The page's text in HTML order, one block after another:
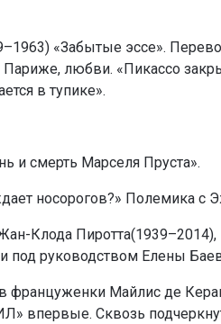
«Забытые эссе».
любви. «Пикассо
в тупике».
и смерть Марселя Пруста».
носорогов?» Полемика с
Клода
под руководством Елены
Майлис де
впервые. Сквозь